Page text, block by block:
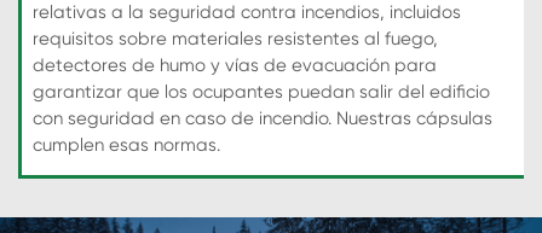
relativas a la seguridad contra incendios, incluidos
requisitos sobre materiales resistentes al fuego,
detectores de humo y vías de evacuación para
garantizar que los ocupantes puedan salir del edificio
con seguridad en caso de incendio. Nuestras cápsulas
cumplen esas normas.